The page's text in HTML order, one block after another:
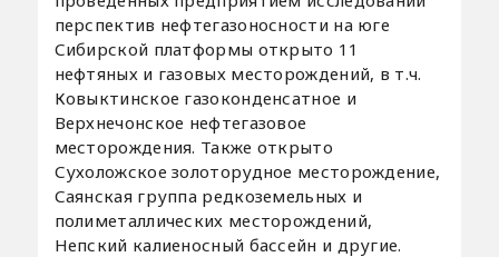
перспектив нефтегазоносности на юге
Сибирской платформы открыто 11
нефтяных и газовых месторождений, в т.ч.
Ковыктинское газоконденсатное и
Верхнечонское нефтегазовое
месторождения. Также открыто
Сухоложское золоторудное месторождение,
Саянская группа редкоземельных и
полиметаллических месторождений,
Непский калиеносный бассейн и другие.